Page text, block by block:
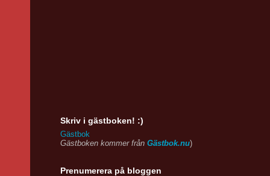
Skriv i gästboken! :)
Gästbok
Gästboken kommer från Gästbok.nu)
Prenumerera på bloggen